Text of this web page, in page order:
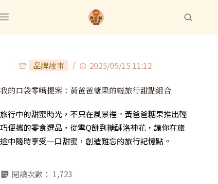
品牌故事 2025/05/15 11:12
我的口袋零嘴提案：黃爸爸糖果的輕旅行甜點組合
旅行中的甜蜜時光，不只在風景裡。黃爸爸糖果推出輕
巧便攜的零食選品，從雪Q餅到糖酥洛神花，讓你在旅
途中隨時享受一口甜蜜，創造難忘的旅行記憶點。
閱讀次數： 1,723